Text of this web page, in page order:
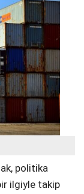
politika
ilgiyle takip